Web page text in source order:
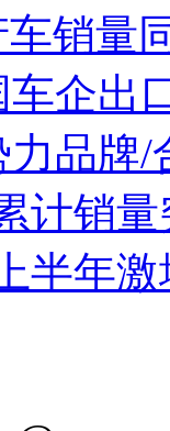
销量
车企出
力品牌
计销
半年激